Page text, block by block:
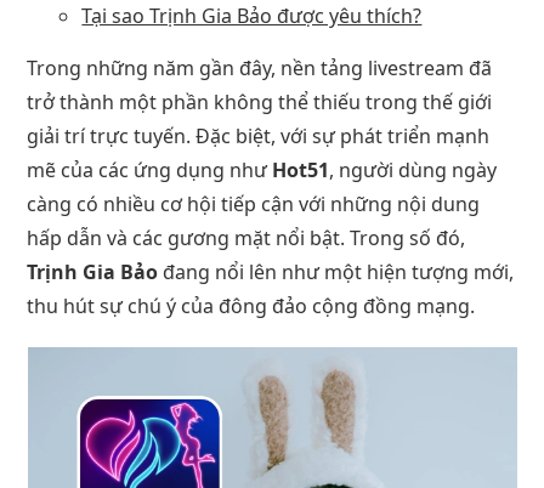
Tại sao Trịnh Gia Bảo được yêu thích?
Trong những năm gần đây, nền tảng livestream đã
trở thành một phần không thể thiếu trong thế giới
giải trí trực tuyến. Đặc biệt, với sự phát triển mạnh
mẽ của các ứng dụng nhưHot51, người dùng ngày
càng có nhiều cơ hội tiếp cận với những nội dung
hấp dẫn và các gương mặt nổi bật. Trong số đó,
Trịnh Gia Bảo đang nổi lên như một hiện tượng mới,
thu hút sự chú ý của đông đảo cộng đồng mạng.